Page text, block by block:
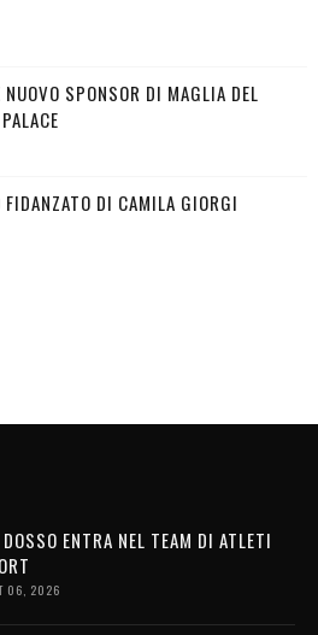
NUOVO SPONSOR DI MAGLIA DEL
FIDANZATO DI CAMILA GIORGI
ENTRA NEL TEAM DI ATLETI
06, 2026